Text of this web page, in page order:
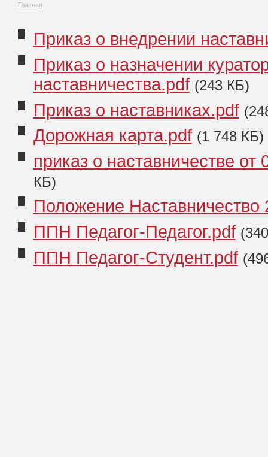
Главная
Приказ о внедрении
Приказ о назначении
наставничества.pdf (243 КБ)
Приказ о наставниках.pdf
Дорожная карта.pdf (1 748 КБ)
приказ о наставничестве от
КБ)
Положение Наставничество
ППН Педагог-Педагог.pdf
ППН Педагог-Студент.pdf